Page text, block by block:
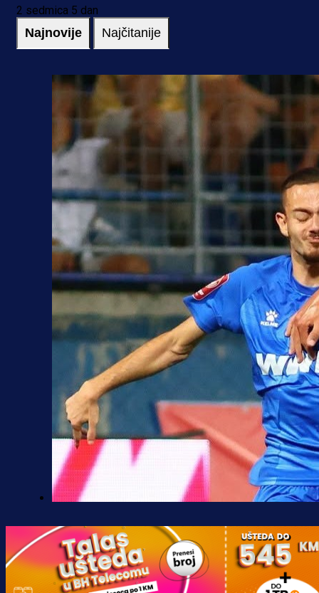
2 sedmica 5 dan
Najnovije Najčitanije
Željo uprkos svim problemima
krenuo pobjedom: Plavi slavili na
Grbavici!